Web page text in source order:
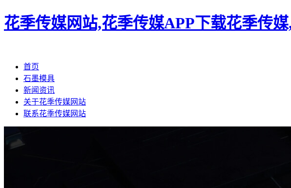
花季传媒网站,花季传媒APP下载花季传
首页
石墨模具
新闻资讯
关于花季传媒网站
联系花季传媒网站